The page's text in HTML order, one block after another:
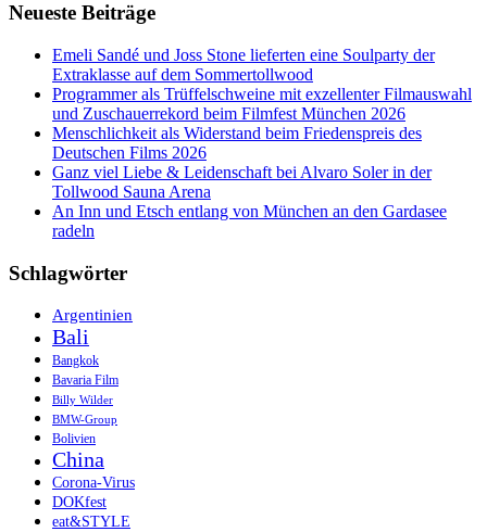
Barcelona
Neueste Beiträge
Emeli Sandé und Joss Stone lieferten eine Soulparty der
Extraklasse auf dem Sommertollwood
Programmer als Trüffelschweine mit exzellenter Filmauswahl
und Zuschauerrekord beim Filmfest München 2026
Menschlichkeit als Widerstand beim Friedenspreis des
Deutschen Films 2026
Ganz viel Liebe & Leidenschaft bei Alvaro Soler in der
Tollwood Sauna Arena
An Inn und Etsch entlang von München an den Gardasee
radeln
Schlagwörter
Argentinien
Bali
Bangkok
Bavaria Film
Billy Wilder
BMW-Group
Bolivien
China
Corona-Virus
DOKfest
eat&STYLE